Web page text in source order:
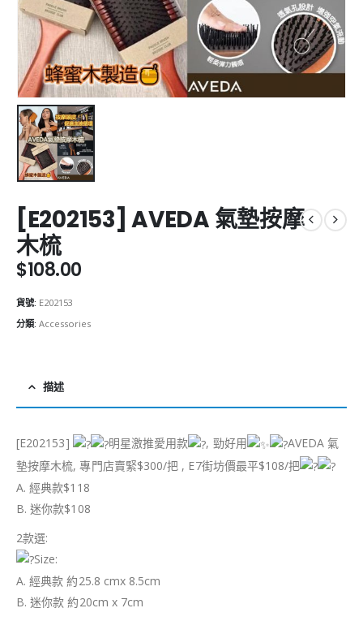
[E202153] AVEDA 氣墊按摩
木梳
$108.00
貨號: E202153
分類: Accessories
描述
[E202153] 明星激推愛用款 , 勁好用
AVEDA 氣
墊按摩木梳, 專門店賣緊$300/把 , E7街坊價最平$108/把
A. 經典款$118
B. 迷你款$108
2款選:
Size:
A. 經典款 約25.8 cmx 8.5cm
B. 迷你款 約20cm x 7cm